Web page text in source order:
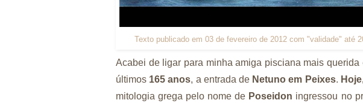
Texto publicado em 03 de fevereiro de 2012 com "validade" até
Acabei de ligar para minha amiga pisciana mais
últimos 165 anos, a entrada de Netuno em Peixes.
mitologia grega pelo nome de Poseidon ingressou no